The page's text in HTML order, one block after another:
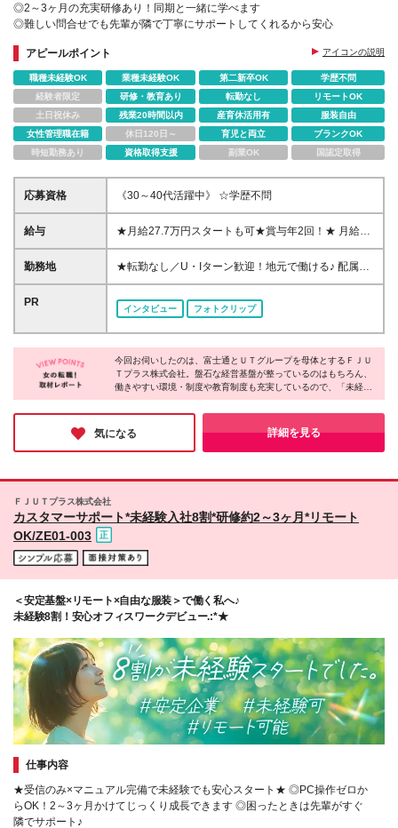
◎2～3ヶ月の充実研修あり！同期と一緒に学べます
◎難しい問合せでも先輩が隣で丁寧にサポートしてくれるから安心
アピールポイント アイコンの説明
職種未経験OK 業種未経験OK 第二新卒OK
学歴不問
経験者限定
研修・教育あり 転勤なし
リモートOK
土日祝休み
残業20時間以内 産育休活用有
服装自由
女性管理職在籍
休日120日～ 育児と両立
ブランクOK
時短勤務あり
資格取得支援 副業OK 国認定取得
応募資格 《30～40代活躍中》 ☆学歴不問
給与
★月給27.7万円スタートも可★賞与年2回！★ 月給
210,000円～277,000円＋各種手当＋賞与年2回 ※給与
は勤務地に応じて変更します。 ※年齢や経験・スキル
（その他待遇に差異はありません）
勤務地
★転勤なし／U・Iターン歓迎！地元で働ける♪ 配属
先：東京・神奈川・長野・石川・大阪・福岡・札幌・
愛知・広島にある『NTTドコモ』グループ 《勤務地一
覧》 ■東京 ・東京都新宿区新宿4-1-6（新宿三丁目駅
より徒歩1分） ・東京都渋谷区千駄ヶ谷5-24-3（代々
木駅より徒歩2分） ・東京都豊島区南池袋1-16-
15（池袋駅より徒歩2分） ・東京都立川市曙町1-31-
2（立川北駅より徒歩2分） ■神奈川 ・神奈川県横浜
市西区みなとみらい4-7-3（みなとみらい駅より徒歩4
分） ■長野 ・長野県長野市上千歳町1112-1（長野駅
より徒歩8分） ■石川 ・石川県金沢市大手町12-8（金
沢駅より車で8分） ■大阪 ・大阪府大阪市北区堂島1-
中区大手町4-1-8 (変更の範囲)上記を除く当社関連勤
PR
インタビュー フォトクリップ
今回お伺いしたのは、富士通とＵＴグループを母体とするＦＪＵ
Ｔプラス株式会社。盤石な経営基盤が整っているのはもちろん、
働きやすい環境・制度や教育制度も充実しているので、「未経験
からチャレンジしたい」「正社員として長く活躍したい」という
方にピッタリ♪ 事業拡大にあわせて積極的な採用活動を行ってい
る今がチャンスです！ぜひこの機会にご応募してみてはいかがで
しょうか？
気になる 詳細を見る
ＦＪＵＴプラス株式会社
カスタマーサポート*未経験入社8割*研修約2～3ヶ月*リモート
OK/ZE01-003
＜安定基盤×リモート×自由な服装＞で働く私へ♪
未経験8割！安心オフィスワークデビュー.:*★
仕事内容
★受信のみ×マニュアル完備で未経験でも安心スタート★ ◎PC操作ゼロか
らOK！2～3ヶ月かけてじっくり成長できます ◎困ったときは先輩がすぐ
隣でサポート♪